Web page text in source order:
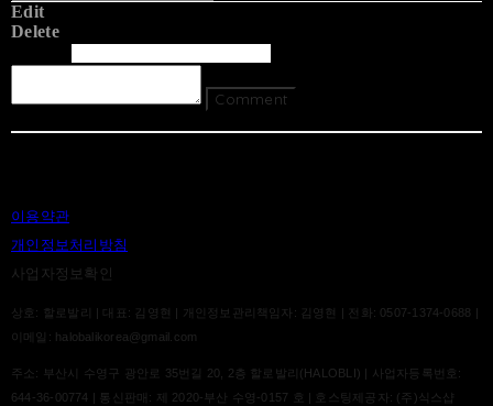
Edit
Delete
Comment
이용약관
개인정보처리방침
사업자정보확인
상호: 할로발리 | 대표: 김영현 | 개인정보관리책임자: 김영현 | 전화: 0507-1374-0688 |
이메일: halobalikorea@gmail.com
주소: 부산시 수영구 광안로 35번길 20, 2층 할로발리(HALOBLI) | 사업자등록번호:
644-36-00774 | 통신판매: 제 2020-부산 수영-0157 호 | 호스팅제공자: (주)식스샵